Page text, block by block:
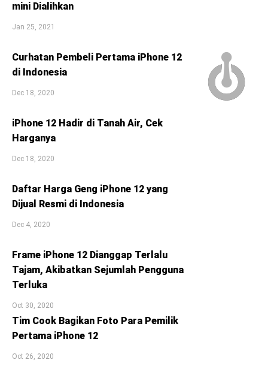
mini Dialihkan
Jan 25, 2021
Curhatan Pembeli Pertama iPhone 12
di Indonesia
Dec 18, 2020
iPhone 12 Hadir di Tanah Air, Cek
Harganya
Dec 18, 2020
Daftar Harga Geng iPhone 12 yang
Dijual Resmi di Indonesia
Dec 4, 2020
Frame iPhone 12 Dianggap Terlalu
Tajam, Akibatkan Sejumlah Pengguna
Terluka
Oct 30, 2020
Tim Cook Bagikan Foto Para Pemilik
Pertama iPhone 12
Oct 26, 2020